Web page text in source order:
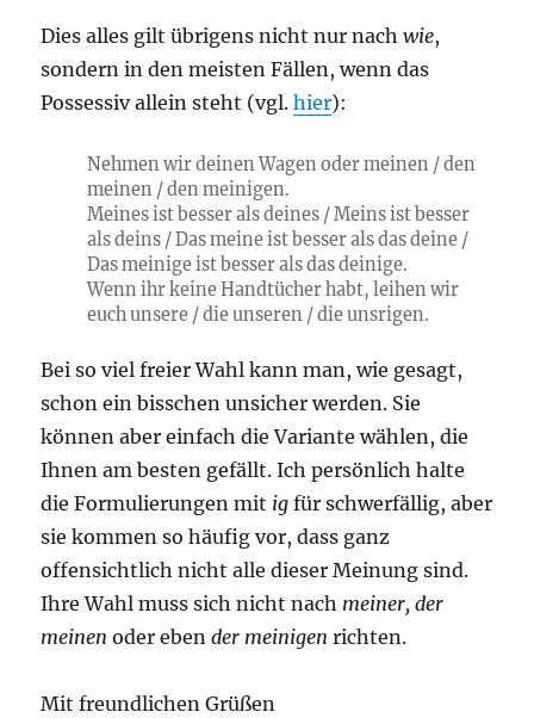
Dies alles gilt übrigens nicht nur nachwie,
sondern in den meisten Fällen, wenn das
Possessiv allein steht (vgl.hier):
Nehmen wir deinen Wagen oder meinen / den
meinen / den meinigen.
Meines ist besser als deines / Meins ist besser
als deins / Das meine ist besser als das deine /
Das meinige ist besser als das deinige.
Wenn ihr keine Handtücher habt, leihen wir
euch unsere / die unseren / die unsrigen.
Bei so viel freier Wahl kann man, wie gesagt,
schon ein bisschen unsicher werden. Sie
können aber einfach die Variante wählen, die
Ihnen am besten gefällt. Ich persönlich halte
die Formulierungen mit ig für schwerfällig, aber
sie kommen so häufig vor, dass ganz
offensichtlich nicht alle dieser Meinung sind.
Ihre Wahl muss sich nicht nach meiner, der
meinen oder ebender meinigen richten.
Mit freundlichen Grüßen